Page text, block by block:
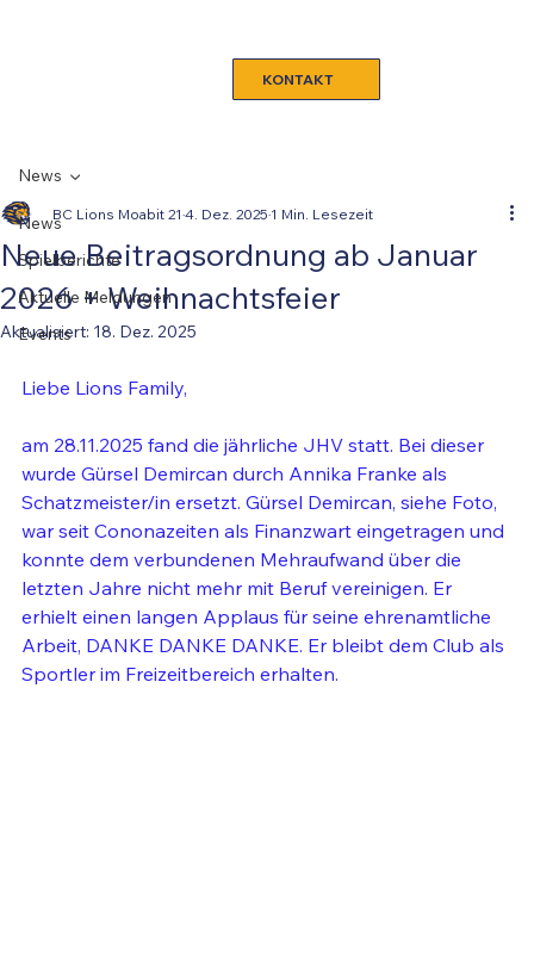
KONTAKT
News
Spielberichte
Aktuelle Meldungen
Events
News
Neue Beitragsordnung ab Januar
2026 + Weihnachtsfeier
BC Lions Moabit 21 4. Dez. 2025 1 Min. Lesezeit
Aktualisiert: 18. Dez. 2025
Liebe Lions Family,
am 28.11.2025 fand die jährliche JHV statt. Bei dieser
wurde Gürsel Demircan durch Annika Franke als
Schatzmeister/in ersetzt. Gürsel Demircan, siehe Foto,
war seit Cononazeiten als Finanzwart eingetragen und
konnte dem verbundenen Mehraufwand über die
letzten Jahre nicht mehr mit Beruf vereinigen. Er
erhielt einen langen Applaus für seine ehrenamtliche
Arbeit, DANKE DANKE DANKE. Er bleibt dem Club als
Sportler im Freizeitbereich erhalten.